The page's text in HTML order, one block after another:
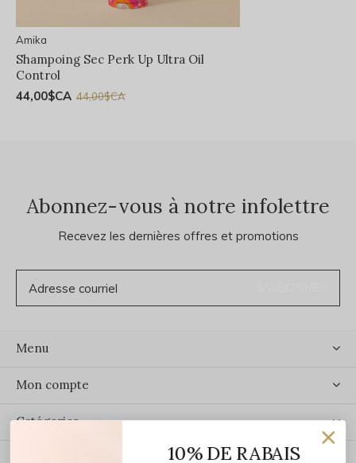
Amika
Shampoing Sec Perk Up Ultra Oil
Control
44,00$CA 44,00$CA
Abonnez-vous à notre infolettre
Recevez les dernières offres et promotions
Menu
Mon compte
Catégories
10% DE RABAIS